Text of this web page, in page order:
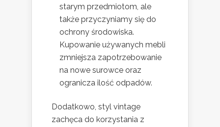
starym przedmiotom, ale
także przyczyniamy się do
ochrony środowiska.
Kupowanie używanych mebli
zmniejsza zapotrzebowanie
na nowe surowce oraz
ogranicza ilość odpadów.
Dodatkowo, styl vintage
zachęca do korzystania z